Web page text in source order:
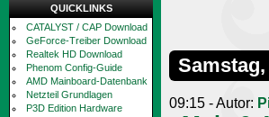
QUICKLINKS
CATALYST / CAP Download
GeForce-Treiber Download
Realtek HD Download
Phenom Config-Guide
AMD Mainboard-Datenbank
Netzteil Grundlagen
P3D Edition Hardware
09:15 - Autor: